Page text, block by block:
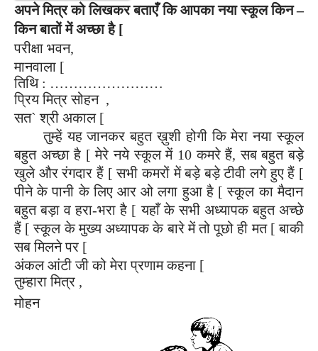
अपने मित्र को लिखकर बताएँ कि आपका नया स्कूल किन –
किन बातों में अच्छा है [
परीक्षा भवन,
मानवाला [
तिथि : ……………………
प्रिय मित्र सोहन ,
सत` श्री अकाल [
तुम्हें यह जानकर बहुत ख़ुशी होगी कि मेरा नया स्कूल
बहुत अच्छा है [ मेरे नये स्कूल में 10 कमरे हैं, सब बहुत बड़े
खुले और रंगदार हैं [ सभी कमरों में बड़े बड़े टीवी लगे हुए हैं [
पीने के पानी के लिए आर ओ लगा हुआ है [ स्कूल का मैदान
बहुत बड़ा व हरा-भरा है [ यहाँ के सभी अध्यापक बहुत अच्छे
हैं [ स्कूल के मुख्य अध्यापकके बारे मेंतो पूछो ही मत [ बाकी
सब मिलने पर [
अंकल आंटी जी को मेरा प्रणाम कहना [
तुम्हारा मित्र ,
मोहन